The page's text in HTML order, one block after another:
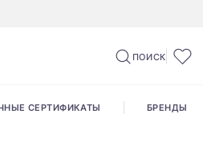
ПОИСК
СЕРТИФИКАТЫ БРЕНДЫ